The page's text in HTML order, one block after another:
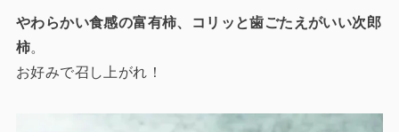
やわらかい食感の富有柿、コリッと歯ごたえがいい次郎
柿。
お好みで召し上がれ！